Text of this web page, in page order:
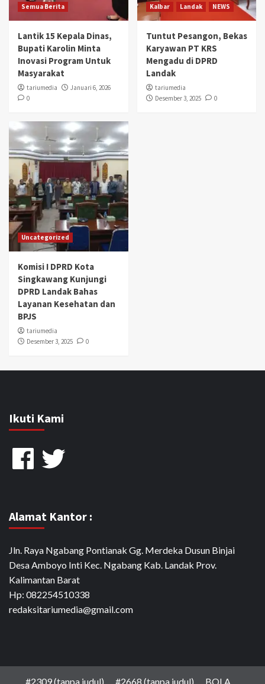
Semua Berita
Lantik 15 Kepala Dinas,
Bupati Karolin Minta
Inovasi Program Untuk
Masyarakat
tariumedia
Januari 6, 2026
0
Kalbar Landak NEWS
Tuntut Pesangon, Bekas
Karyawan PT KRS
Mengadu di DPRD
Landak
tariumedia
Desember 3, 2025
0
Uncategorized
Komisi I DPRD Kota
Singkawang Kunjungi
DPRD Landak Bahas
Layanan Kesehatan dan
BPJS
tariumedia
Desember 3, 2025
0
Ikuti Kami
FacebookTwitter
Alamat Kantor :
Jln. Raya Ngabang Pontianak Gg. Merdeka Dusun Binjai
Desa Amboyo Inti Kec. Ngabang Kab. Landak Prov.
Kalimantan Barat
Hp: 082254510338
redaksitariumedia@gmail.com
#2309 (tanpa judul) #2668 (tanpa judul) BOLA